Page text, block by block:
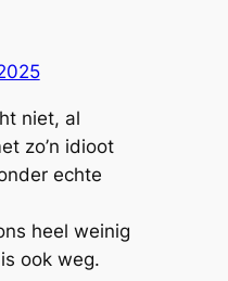
niet, al
zo’n idioot
echte
heel weinig
ook weg.